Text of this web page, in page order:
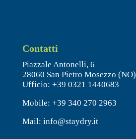
Contatti
Piazzale Antonelli, 6
28060 San Pietro Mosezzo (NO)
Ufficio: +39 0321 1440683
Mobile: +39 340 270 2963
Mail: info@staydry.it